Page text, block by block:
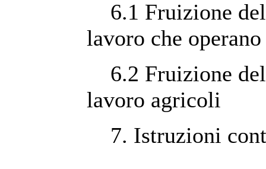
6.1 Fruizione
lavoro che
6.2 Fruizione
lavoro agricoli
7. Istruzioni